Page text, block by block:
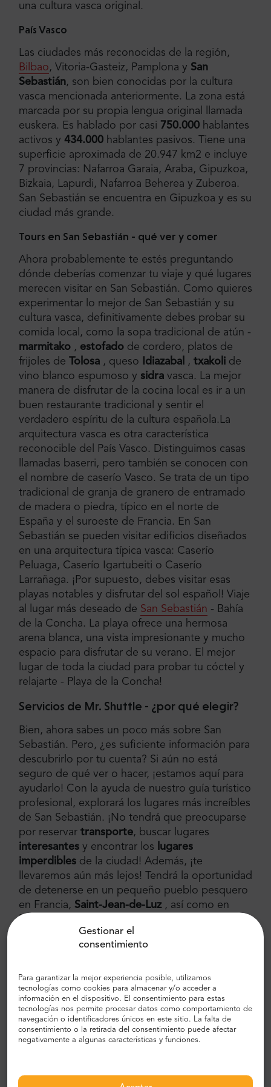
Gestionar el
consentimiento
Para garantizar la mejor experiencia posible, utilizamos
tecnologías como cookies para almacenar y/o acceder a
información en el dispositivo. El consentimiento para estas
tecnologías nos permite procesar datos como comportamiento de
navegación o identificadores únicos en este sitio. La falta de
consentimiento o la retirada del consentimiento puede afectar
negativamente a algunas características y funciones.
una cultura vasca original.
País Vasco
Las ciudades más reconocidas de la región,
Bilbao, Vitoria-Gasteiz, Pamplona y San
Sebastián, son bien conocidas por la cultura
vasca mencionada anteriormente. La zona está
marcada por su propia lengua original llamada
euskera. Es hablado por casi 750.000 hablantes
activos y 434.000 hablantes pasivos. Tiene una
superficie aproximada de 20.947 km2 e incluye
7 provincias: Nafarroa Garaia, Araba, Gipuzkoa,
Bizkaia, Lapurdi, Nafarroa Beherea y Zuberoa.
San Sebastián se encuentra en Gipuzkoa y es su
ciudad más grande.
Tours en San Sebastián - qué ver y comer
Ahora probablemente te estés preguntando
dónde deberías comenzar tu viaje y qué lugares
merecen visitar en San Sebastián. Como quieres
experimentar lo mejor de San Sebastián y su
cultura vasca, definitivamente debes probar su
comida local, como la sopa tradicional de atún -
marmitako , estofado de cordero, platos de
frijoles de
Tolosa , queso Idiazabal , txakoli de
vino blanco espumoso y sidra vasca. La mejor
manera de disfrutar de la cocina local es ir a un
buen restaurante tradicional y sentir el
verdadero espíritu de la cultura española.La
arquitectura vasca es otra característica
reconocible del País Vasco. Distinguimos casas
llamadas baserri, pero también se conocen con
el nombre de caserío Vasco. Se trata de un tipo
tradicional de granja de granero de entramado
de madera o piedra, típico en el norte de
España y el suroeste de Francia. En San
Sebastián se pueden visitar edificios diseñados
en una arquitectura típica vasca: Caserío
Peluaga, Caserío Igartubeiti o Caserío
Larrañaga. ¡Por supuesto, debes visitar esas
playas notables y disfrutar del sol español! Viaje
al lugar más deseado de San Sebastián - Bahía
de la Concha. La playa ofrece una hermosa
arena blanca, una vista impresionante y mucho
espacio para disfrutar de su verano. El mejor
lugar de toda la ciudad para probar tu cóctel y
relajarte - Playa de la Concha!
Servicios de Mr. Shuttle - ¿por qué elegir?
Bien, ahora sabes un poco más sobre San
Sebastián. Pero, ¿es suficiente información para
descubrirlo por tu cuenta? Si aún no está
seguro de qué ver o hacer, ¡estamos aquí para
ayudarlo! Con la ayuda de nuestro guía turístico
profesional, explorará los lugares más increíbles
de San Sebastián. ¡No tendrá que preocuparse
por reservar transporte, buscar lugares
interesantes y encontrar los
lugares
imperdibles de la ciudad! Además, ¡te
llevaremos aún más lejos! Tendrá la oportunidad
de detenerse en un pequeño pueblo pesquero
en Francia, Saint-Jean-de-Luz, así como en
Hendaya,
de Francia. Tenemos experiencia en la
organización de tours y conocemos las
nuestro conocimiento como lo hicieron casi 1
millón de clientes y disfrute del mejor verano de
todos! ¡Ayudamos a las personas a explorar el
mundo y somos los mejores en él!
Lugares más visitados fuera de San
Como mencionamos antes, también hay puntos